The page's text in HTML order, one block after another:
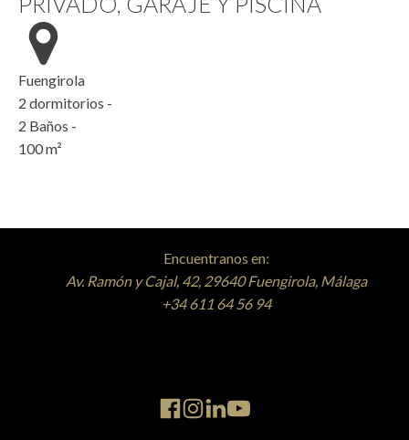
Fuengirola
2 dormitorios -
2 Baños -
100m²
Encuentranos en:
Av. Ramón y Cajal, 42, 29640 Fuengirola, Málaga
+34 611 64 56 94